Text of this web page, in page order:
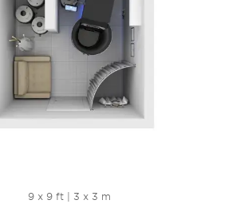
9 x 9 ft | 3 x 3 m